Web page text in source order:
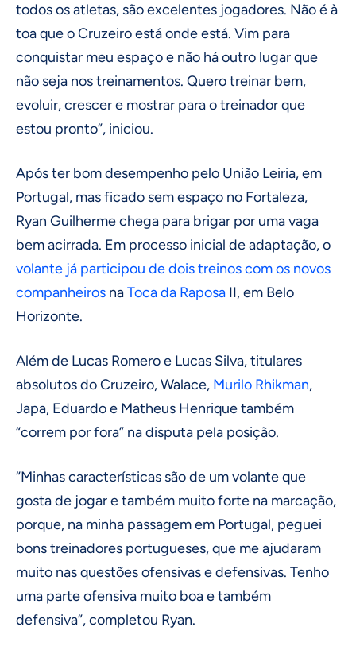
todos os atletas, são excelentes jogadores. Não é à
toa que o Cruzeiro está onde está. Vim para
conquistar meu espaço e não há outro lugar que
não seja nos treinamentos. Quero treinar bem,
evoluir, crescer e mostrar para o treinador que
estou pronto”, iniciou.
Após ter bom desempenho pelo União Leiria, em
Portugal, mas ficado sem espaço no Fortaleza,
Ryan Guilherme chega para brigar por uma vaga
bem acirrada. Em processo inicial de adaptação, o
volante já participou de dois treinos com os novos
companheiros naToca da Raposa II, em Belo
Horizonte.
Além de Lucas Romero e Lucas Silva, titulares
absolutos do Cruzeiro, Walace, Murilo Rhikman,
Japa, Eduardo e Matheus Henrique também
“correm por fora” na disputa pela posição.
“Minhas características são de um volante que
gosta de jogar e também muito forte na marcação,
porque, na minha passagem em Portugal, peguei
bons treinadores portugueses, que me ajudaram
muito nas questões ofensivas e defensivas. Tenho
uma parte ofensiva muito boa e também
defensiva”, completou Ryan.